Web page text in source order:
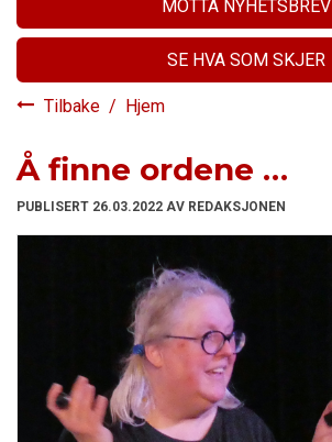
MOTTA NYHETSBREV
SE HVA SOM SKJER
Tilbake / Hjem
Å finne ordene …
PUBLISERT 26.03.2022 AV REDAKSJONEN